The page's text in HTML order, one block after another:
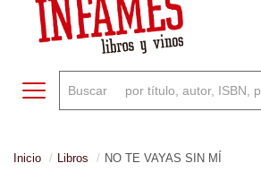
Toggle navigation
Inicio Libros NO TE VAYAS SIN MÍ